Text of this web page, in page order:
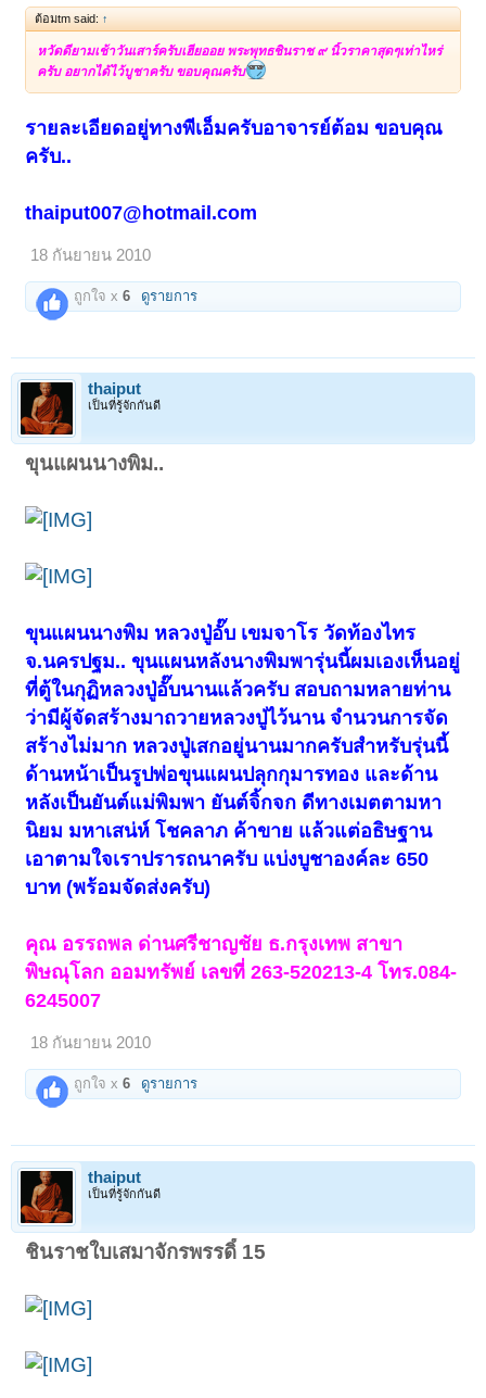
ต้อมtm said: ↑
หวัดดียามเช้าวันเสาร์ครับเฮียออย พระพุทธชินราช ๙ นิ้วราคาสุดๆเท่าไหร่
ครับ อยากได้ไว้บูชาครับ ขอบคุณครับ
รายละเอียดอยู่ทางพีเอ็มครับอาจารย์ต้อม ขอบคุณ
ครับ..
thaiput007@hotmail.com
18 กันยายน 2010
ถูกใจ x6 ดูรายการ
thaiput
เป็นที่รู้จักกันดี
ขุนแผนนางพิม..
ขุนแผนนางพิม หลวงปู่อั๊บ เขมจาโร วัดท้องไทร
จ.นครปฐม.. ขุนแผนหลังนางพิมพารุ่นนี้ผมเองเห็นอยู่
ที่ตู้ในกุฏิหลวงปู่อั๊บนานแล้วครับ สอบถามหลายท่าน
ว่ามีผู้จัดสร้างมาถวายหลวงปู่ไว้นาน จำนวนการจัด
สร้างไม่มาก หลวงปู่เสกอยู่นานมากครับสำหรับรุ่นนี้
ด้านหน้าเป็นรูปพ่อขุนแผนปลุกกุมารทอง และด้าน
หลังเป็นยันต์แม่พิมพา ยันต์จิ้กจก ดีทางเมตตามหา
นิยม มหาเสน่ห์ โชคลาภ ค้าขาย แล้วแต่อธิษฐาน
เอาตามใจเราปรารถนาครับ แบ่งบูชาองค์ละ 650
บาท (พร้อมจัดส่งครับ)
คุณ อรรถพล ด่านศรีชาญชัย ธ.กรุงเทพ สาขา
พิษณุโลก ออมทรัพย์ เลขที่ 263-520213-4 โทร.084-
6245007
18 กันยายน 2010
ถูกใจ x6 ดูรายการ
thaiput
เป็นที่รู้จักกันดี
ชินราชใบเสมาจักรพรรดิ์ 15